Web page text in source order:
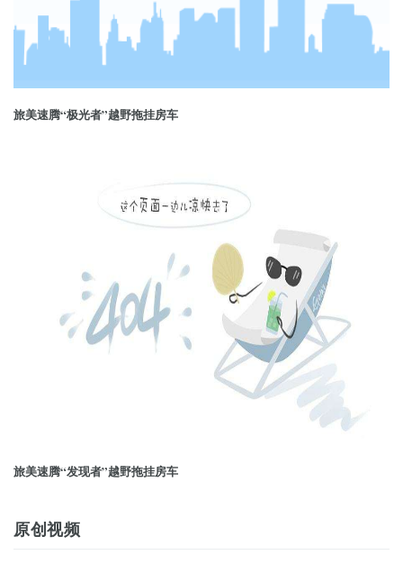
旅美速腾“极光者”越野拖挂房车
旅美速腾“发现者”越野拖挂房车
原创视频